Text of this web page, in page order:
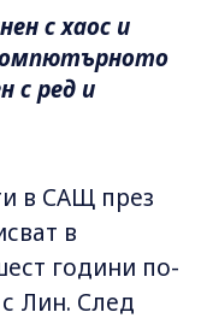
с хаос и
с ред и
в САЩ през
в
години по-
Лин. След